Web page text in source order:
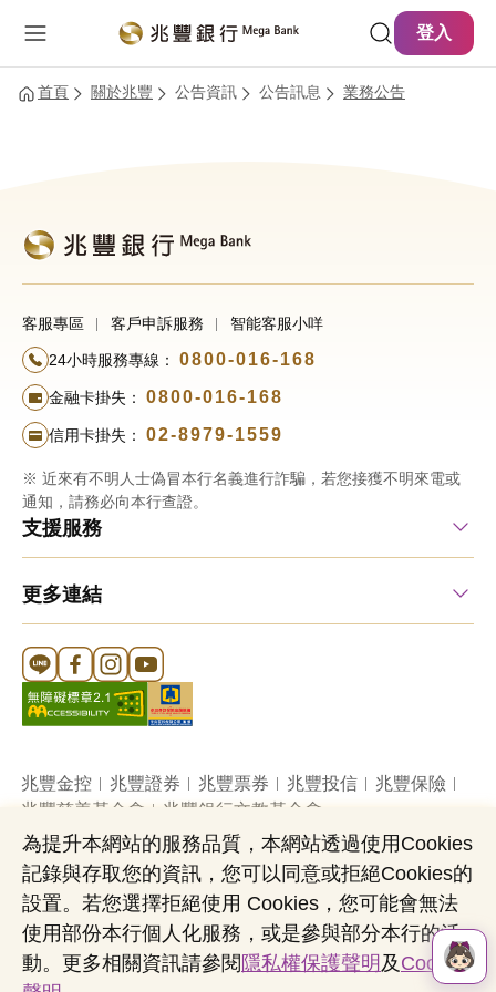
登入
首頁 關於兆豐 公告資訊 公告訊息 業務公告
客服專區 客戶申訴服務 智能客服小咩
24小時服務專線： 0800-016-168
金融卡掛失： 0800-016-168
信用卡掛失： 02-8979-1559
※ 近來有不明人士偽冒本行名義進行詐騙，若您接獲不明來電或
通知，請務必向本行查證。
支援服務
更多連結
Line 官方帳號
FB 官方帳號
Instagram 官方帳號
YouTube 官方帳號
兆豐金控 兆豐證券 兆豐票券 兆豐投信
兆豐保險
兆豐慈善基金會
兆豐銀行文教基金會
網站導覽 法定公開揭露事項
機構投資人盡職治理
隱私權聲明
共同行銷專區 國內外幣清算
營業人：兆豐國際商業銀行股份有限公司
營利事業統一編號：03705903
為提升本網站的服務品質，本網站透過使用Cookies
記錄與存取您的資訊，您可以同意或拒絕Cookies的
設置。若您選擇拒絕使用 Cookies，您可能會無法
使用部份本行個人化服務，或是參與部分本行的活
動。更多相關資訊請參閱 隱私權保護聲明 及 Cookies